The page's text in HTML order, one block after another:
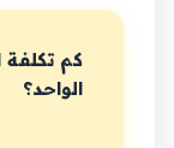
كم تكلفة
الواحد؟